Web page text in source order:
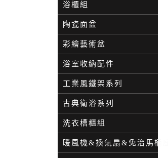
浴櫃組
陶瓷面盆
彩繪藝術盆
浴室收納配件
工業風鐵架系列
古典衛浴系列
洗衣槽櫃組
暖風機&換氣扇&免治馬桶座